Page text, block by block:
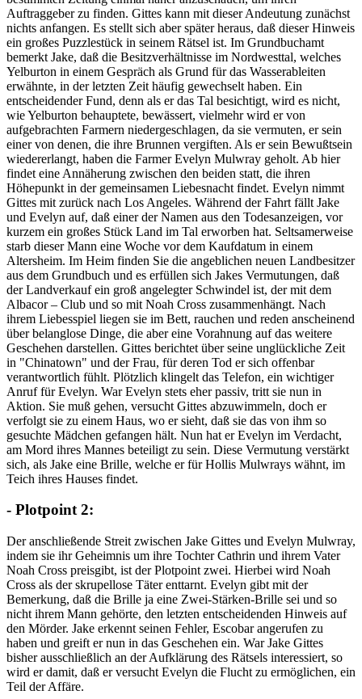
Auftraggeber zu finden. Gittes kann mit dieser Andeutung zunächst
nichts anfangen. Es stellt sich aber später heraus, daß dieser Hinweis
ein großes Puzzlestück in seinem Rätsel ist. Im Grundbuchamt
bemerkt Jake, daß die Besitzverhältnisse im Nordwesttal, welches
Yelburton in einem Gespräch als Grund für das Wasserableiten
erwähnte, in der letzten Zeit häufig gewechselt haben. Ein
entscheidender Fund, denn als er das Tal besichtigt, wird es nicht,
wie Yelburton behauptete, bewässert, vielmehr wird er von
aufgebrachten Farmern niedergeschlagen, da sie vermuten, er sein
einer von denen, die ihre Brunnen vergiften. Als er sein Bewußtsein
wiedererlangt, haben die Farmer Evelyn Mulwray geholt. Ab hier
findet eine Annäherung zwischen den beiden statt, die ihren
Höhepunkt in der gemeinsamen Liebesnacht findet. Evelyn nimmt
Gittes mit zurück nach Los Angeles. Während der Fahrt fällt Jake
und Evelyn auf, daß einer der Namen aus den Todesanzeigen, vor
kurzem ein großes Stück Land im Tal erworben hat. Seltsamerweise
starb dieser Mann eine Woche vor dem Kaufdatum in einem
Altersheim. Im Heim finden Sie die angeblichen neuen Landbesitzer
aus dem Grundbuch und es erfüllen sich Jakes Vermutungen, daß
der Landverkauf ein groß angelegter Schwindel ist, der mit dem
Albacor – Club und so mit Noah Cross zusammenhängt. Nach
ihrem Liebesspiel liegen sie im Bett, rauchen und reden anscheinend
über belanglose Dinge, die aber eine Vorahnung auf das weitere
Geschehen darstellen. Gittes berichtet über seine unglückliche Zeit
in "Chinatown" und der Frau, für deren Tod er sich offenbar
verantwortlich fühlt. Plötzlich klingelt das Telefon, ein wichtiger
Anruf für Evelyn. War Evelyn stets eher passiv, tritt sie nun in
Aktion. Sie muß gehen, versucht Gittes abzuwimmeln, doch er
verfolgt sie zu einem Haus, wo er sieht, daß sie das von ihm so
gesuchte Mädchen gefangen hält. Nun hat er Evelyn im Verdacht,
am Mord ihres Mannes beteiligt zu sein. Diese Vermutung verstärkt
sich, als Jake eine Brille, welche er für Hollis Mulwrays wähnt, im
Teich ihres Hauses findet.
- Plotpoint 2:
Der anschließende Streit zwischen Jake Gittes und Evelyn Mulwray,
indem sie ihr Geheimnis um ihre Tochter Cathrin und ihrem Vater
Noah Cross preisgibt, ist der Plotpoint zwei. Hierbei wird Noah
Cross als der skrupellose Täter enttarnt. Evelyn gibt mit der
Bemerkung, daß die Brille ja eine Zwei-Stärken-Brille sei und so
nicht ihrem Mann gehörte, den letzten entscheidenden Hinweis auf
den Mörder. Jake erkennt seinen Fehler, Escobar angerufen zu
haben und greift er nun in das Geschehen ein. War Jake Gittes
bisher ausschließlich an der Aufklärung des Rätsels interessiert, so
wird er damit, daß er versucht Evelyn die Flucht zu ermöglichen, ein
Teil der Affäre.